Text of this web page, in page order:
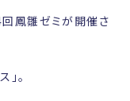
鳳雛ゼミが開催さ
。